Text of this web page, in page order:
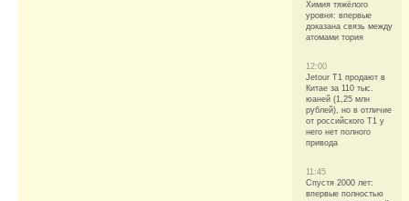
Химия тяжёлого
уровня: впервые
доказана связь между
атомами тория
12:00
Jetour T1 продают в
Китае за 110 тыс.
юаней (1,25 млн
рублей), но в отличие
от российского T1 у
него нет полного
привода
11:45
Спустя 2000 лет:
впервые полностью